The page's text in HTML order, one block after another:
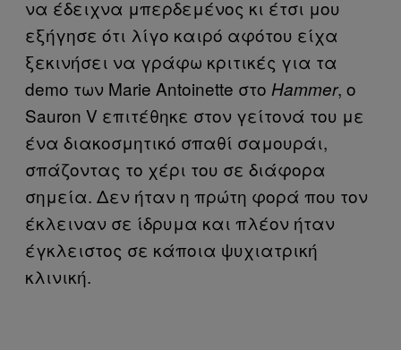
να έδειχνα μπερδεμένος κι έτσι μου
εξήγησε ότι λίγο καιρό αφότου είχα
ξεκινήσει να γράφω κριτικές για τα
demo των Marie Antoinette στο Hammer, ο
Sauron V επιτέθηκε στον γείτονά του με
ένα διακοσμητικό σπαθί σαμουράι,
σπάζοντας το χέρι του σε διάφορα
σημεία. Δεν ήταν η πρώτη φορά που τον
έκλειναν σε ίδρυμα και πλέον ήταν
έγκλειστος σε κάποια ψυχιατρική
κλινική.